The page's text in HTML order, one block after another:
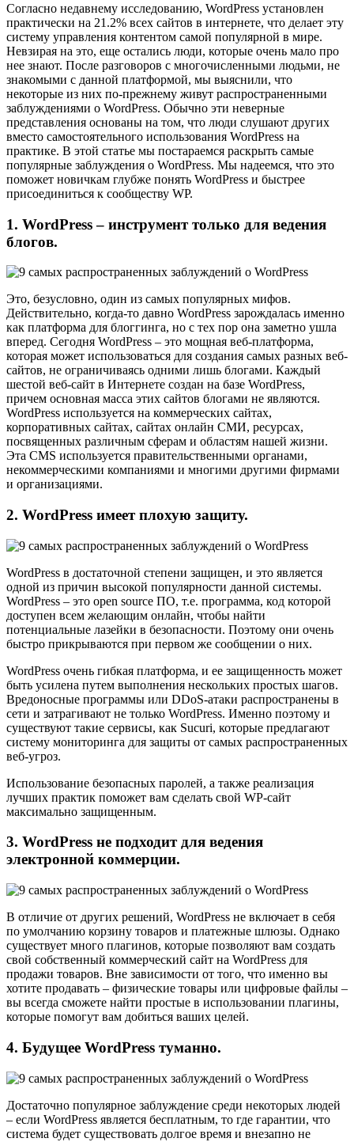
Согласно недавнему исследованию, WordPress установлен
практически на 21.2% всех сайтов в интернете, что делает эту
систему управления контентом самой популярной в мире.
Невзирая на это, еще остались люди, которые очень мало про
нее знают. После разговоров с многочисленными людьми, не
знакомыми с данной платформой, мы выяснили, что
некоторые из них по-прежнему живут распространенными
заблуждениями о WordPress. Обычно эти неверные
представления основаны на том, что люди слушают других
вместо самостоятельного использования WordPress на
практике. В этой статье мы постараемся раскрыть самые
популярные заблуждения о WordPress. Мы надеемся, что это
поможет новичкам глубже понять WordPress и быстрее
присоединиться к сообществу WP.
1. WordPress – инструмент только для ведения
блогов.
Это, безусловно, один из самых популярных мифов.
Действительно, когда-то давно WordPress зарождалась именно
как платформа для блоггинга, но с тех пор она заметно ушла
вперед. Сегодня WordPress – это мощная веб-платформа,
которая может использоваться для создания самых разных веб-
сайтов, не ограничиваясь одними лишь блогами. Каждый
шестой веб-сайт в Интернете создан на базе WordPress,
причем основная масса этих сайтов блогами не являются.
WordPress используется на коммерческих сайтах,
корпоративных сайтах, сайтах онлайн СМИ, ресурсах,
посвященных различным сферам и областям нашей жизни.
Эта CMS используется правительственными органами,
некоммерческими компаниями и многими другими фирмами
и организациями.
2. WordPress имеет плохую защиту.
WordPress в достаточной степени защищен, и это является
одной из причин высокой популярности данной системы.
WordPress – это open source ПО, т.е. программа, код которой
доступен всем желающим онлайн, чтобы найти
потенциальные лазейки в безопасности. Поэтому они очень
быстро прикрываются при первом же сообщении о них.
WordPress очень гибкая платформа, и ее защищенность может
быть усилена путем выполнения нескольких простых шагов.
Вредоносные программы или DDoS-атаки распространены в
сети и затрагивают не только WordPress. Именно поэтому и
существуют такие сервисы, как Sucuri, которые предлагают
систему мониторинга для защиты от самых распространенных
веб-угроз.
Использование безопасных паролей, а также реализация
лучших практик поможет вам сделать свой WP-сайт
максимально защищенным.
3. WordPress не подходит для ведения
электронной коммерции.
В отличие от других решений, WordPress не включает в себя
по умолчанию корзину товаров и платежные шлюзы. Однако
существует много плагинов, которые позволяют вам создать
свой собственный коммерческий сайт на WordPress для
продажи товаров. Вне зависимости от того, что именно вы
хотите продавать – физические товары или цифровые файлы –
вы всегда сможете найти простые в использовании плагины,
которые помогут вам добиться ваших целей.
4. Будущее WordPress туманно.
Достаточно популярное заблуждение среди некоторых людей
– если WordPress является бесплатным, то где гарантии, что
система будет существовать долгое время и внезапно не